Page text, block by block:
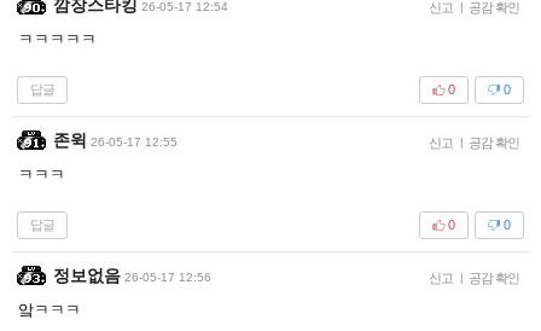
깜장스타킹 26-05-17 12:54 신고 | 공감 확인
ㅋㅋㅋㅋㅋ
답글 0
0
존윅 26-05-17 12:55 신고 | 공감 확인
ㅋㅋㅋ
답글 0
0
정보없음 26-05-17 12:56 신고 | 공감 확인
앜ㅋㅋㅋ